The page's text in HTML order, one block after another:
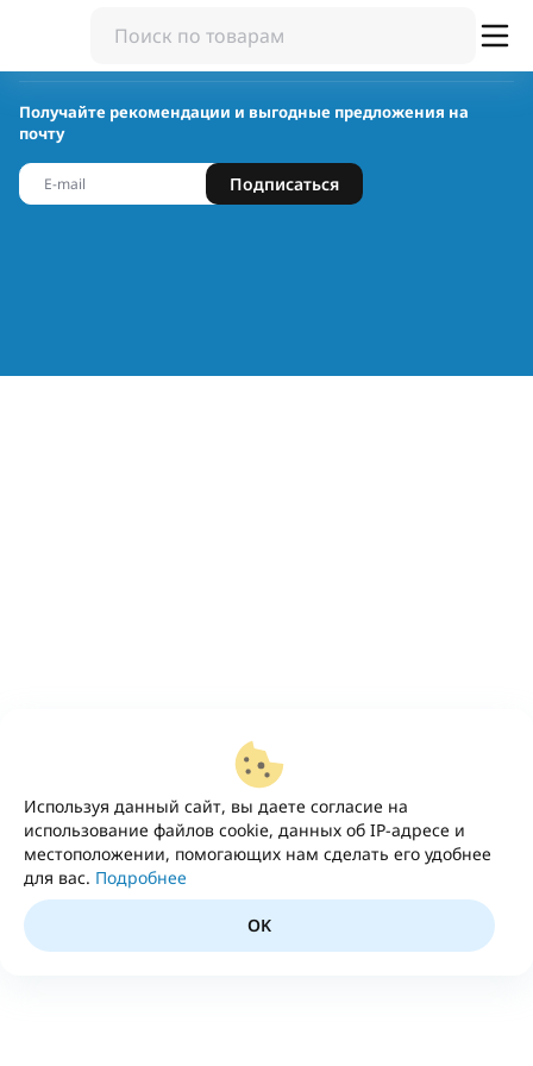
Используя данный сайт, вы даете согласие на
использование файлов cookie, данных об IP-адресе и
местоположении, помогающих нам сделать его удобнее
для вас. Подробнее
OK
Получайте рекомендации и выгодные предложения на
почту
Подписаться